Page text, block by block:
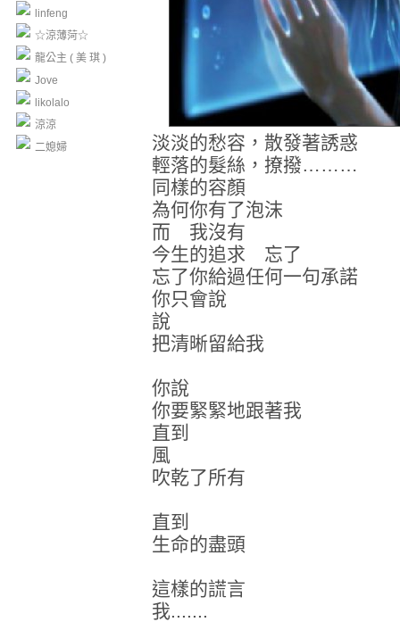
linfeng
☆涼薄菏☆
龍公主 ( 美 琪 )
Jove
likolalo
涼涼
二媳婦
淡淡的愁容，散發著誘惑
輕落的髮絲，撩撥………
同樣的容顏
為何你有了泡沫
而 我沒有
今生的追求 忘了
忘了你給過任何一句承諾
你只會說
說
把清晰留給我
你說
你要緊緊地跟著我
直到
風
吹乾了所有
直到
生命的盡頭
這樣的謊言
我.......